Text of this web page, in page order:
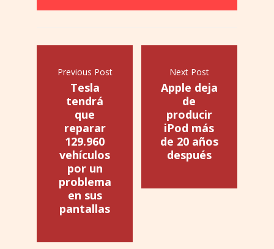
Previous Post
Tesla
tendrá
que
reparar
129.960
vehículos
por un
problema
en sus
pantallas
Next Post
Apple deja
de
producir
iPod más
de 20 años
después